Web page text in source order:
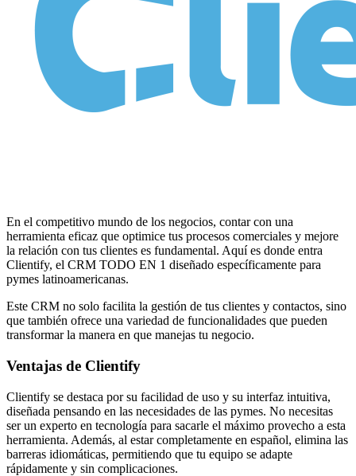
En el competitivo mundo de los negocios, contar con una
herramienta eficaz que optimice tus procesos comerciales y mejore
la relación con tus clientes es fundamental. Aquí es donde entra
Clientify, el CRM TODO EN 1 diseñado específicamente para
pymes latinoamericanas.
Este CRM no solo facilita la gestión de tus clientes y contactos, sino
que también ofrece una variedad de funcionalidades que pueden
transformar la manera en que manejas tu negocio.
Ventajas de Clientify
Clientify se destaca por su facilidad de uso y su interfaz intuitiva,
diseñada pensando en las necesidades de las pymes. No necesitas
ser un experto en tecnología para sacarle el máximo provecho a esta
herramienta. Además, al estar completamente en español, elimina las
barreras idiomáticas, permitiendo que tu equipo se adapte
rápidamente y sin complicaciones.